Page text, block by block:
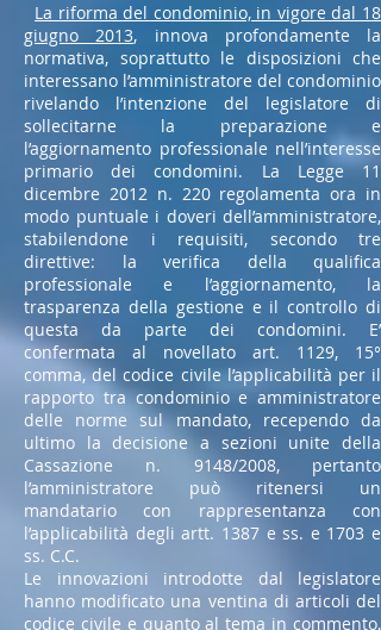
La riforma del condominio, in vigore dal 18
giugno 2013, innova profondamente la
normativa, soprattutto le disposizioni che
interessano l’amministratore del condominio
rivelando l’intenzione del legislatore di
sollecitarne la preparazione e
l’aggiornamento professionale nell’interesse
primario dei condomini. La Legge 11
dicembre 2012 n. 220 regolamenta ora in
modo puntuale i doveri dell’amministratore,
stabilendone i requisiti, secondo tre
direttive: la verifica della qualifica
professionale e l’aggiornamento, la
trasparenza della gestione e il controllo di
questa da parte dei condomini. E’
confermata al novellato art. 1129, 15°
comma, del codice civile l’applicabilità per il
rapporto tra condominio e amministratore
delle norme sul mandato, recependo da
ultimo la decisione a sezioni unite della
Cassazione n. 9148/2008, pertanto
l’amministratore può ritenersi un
mandatario con rappresentanza con
l’applicabilità degli artt. 1387 e ss. e 1703 e
ss. C.C.
Le innovazioni introdotte dal legislatore
hanno modificato una ventina di articoli del
codice civile e quanto al tema in commento,